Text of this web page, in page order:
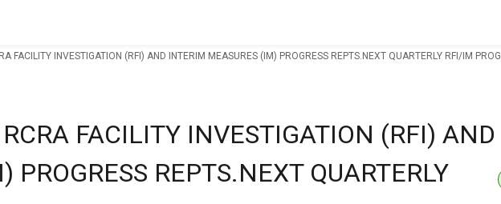
FACILITY INVESTIGATION (RFI) AND INTERIM MEASURES (IM) PROGRESS REPTS.NEXT QUARTERLY RFI/IM PROG
RCRA FACILITY INVESTIGATION (RFI) AND
REPTS.NEXT QUARTERLY